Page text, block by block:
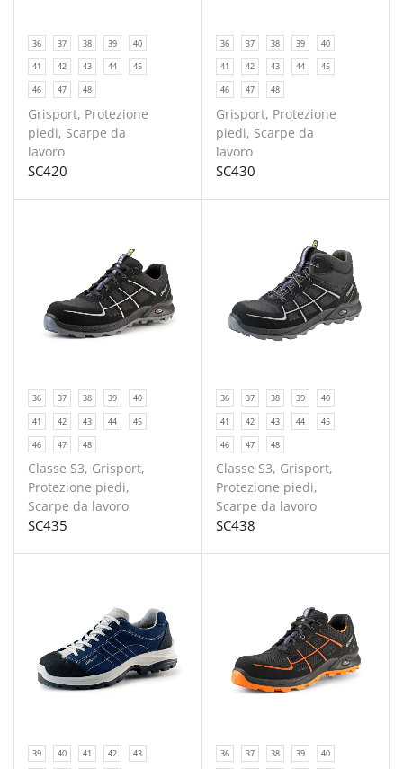
36 37 38 39
40
41
42 43 44
45
46
47 48
Grisport, Protezione
piedi, Scarpe da
lavoro
SC420
36 37 38 39
40
41
42 43 44
45
46
47 48
Grisport, Protezione
piedi, Scarpe da
lavoro
SC430
36 37 38 39
40
41
42 43 44
45
46
47 48
Classe S3, Grisport,
Protezione piedi,
Scarpe da lavoro
SC435
36 37 38 39
40
41
42 43 44
45
46
47 48
Classe S3, Grisport,
Protezione piedi,
Scarpe da lavoro
SC438
39 40 41 42
43
36 37 38 39
40